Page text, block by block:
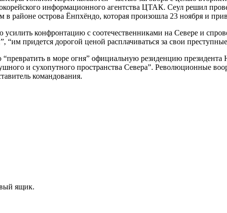
информационного агентства ЦТАК. Сеул решил
районе острова Ёнпхёндо, которая произошла 23 ноября и
конфронтацию с соотечественниками на Севере и
придется дорогой ценой расплачиваться за свои
в море огня” официальную резиденцию
и сухопутного пространства Севера”. Революционные
командования.
ящик.